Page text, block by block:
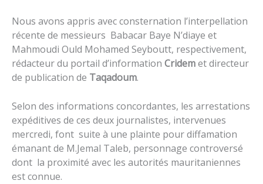
Nous avons appris avec consternation l’interpellation
récente de messieurs Babacar Baye N’diaye et
Mahmoudi Ould Mohamed Seyboutt, respectivement,
rédacteur du portail d’information Cridemet directeur
de publication de Taqadoum.
Selon des informations concordantes, les arrestations
expéditives de ces deux journalistes, intervenues
mercredi, font suite à une plainte pour diffamation
émanant de M.Jemal Taleb, personnage controversé
dont la proximité avec les autorités mauritaniennes
est connue.